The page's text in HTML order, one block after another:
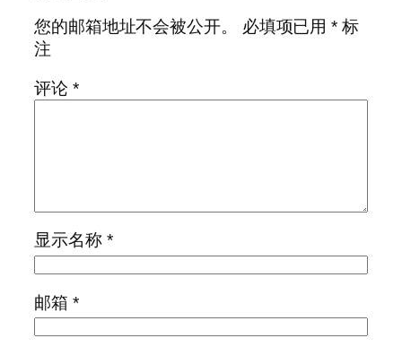
您的邮箱地址不会被公开。
必填项已用* 标
注
评论 *
显示名称 *
邮箱 *